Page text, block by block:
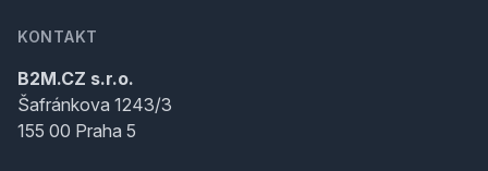
KONTAKT
B2M.CZ s.r.o.
Šafránkova 1243/3
155 00 Praha 5